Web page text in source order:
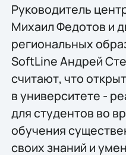
Руководитель
Михаил Федотов и
региональных
SoftLine Андрей
считают, что
в университете -
для студентов во
обучения
своих знаний и